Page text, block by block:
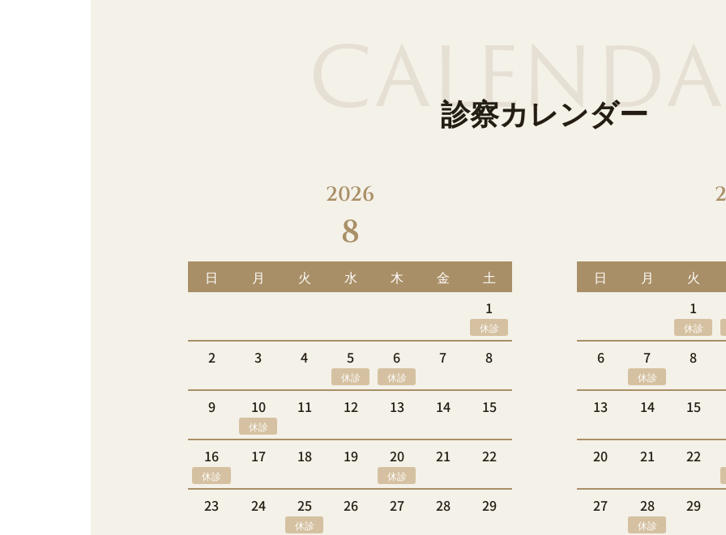
診察カレンダー
2026
8
日 月 火 水 木 金
土
1
休診
2 3 4 5
休診
6
休診
7 8
9 10
休診
11 12 13 14 15
16
休診
17 18 19 20
休診
21 22
23 24 25
休診
26 27 28 29
日 月
火
1
休診
6 7
休診
8
13 14 15
20 21 22
27 28
休診
29